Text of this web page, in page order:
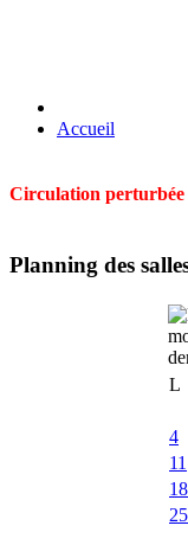
Accueil
Circulation perturbée
Planning des
L
4
11
18
25